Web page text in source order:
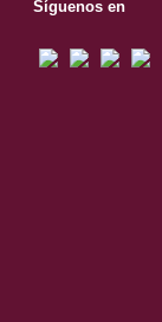
Síguenos en